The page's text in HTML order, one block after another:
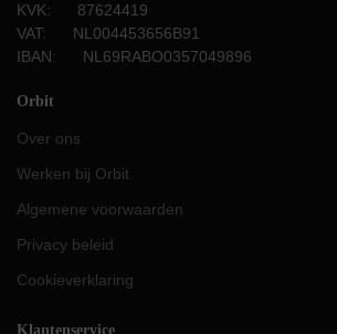
KVK: 87624419
VAT: NL004453656B91
IBAN: NL69RABO0357049896
Orbit
Over ons
Werken bij Orbit
Algemene voorwaarden
Privacy beleid
Cookieverklaring
Klantenservice